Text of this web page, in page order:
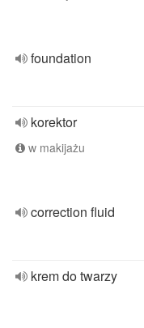
foundation
korektor
w makijażu
correction fluid
krem do twarzy